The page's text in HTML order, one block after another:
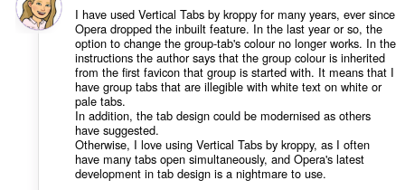
I have used Vertical Tabs by kroppy for many years, ever since
Opera dropped the inbuilt feature. In the last year or so, the
option to change the group-tab's colour no longer works. In the
instructions the author says that the group colour is inherited
from the first favicon that group is started with. It means that I
have group tabs that are illegible with white text on white or
pale tabs.
In addition, the tab design could be modernised as others
have suggested.
Otherwise, I love using Vertical Tabs by kroppy, as I often
have many tabs open simultaneously, and Opera's latest
development in tab design is a nightmare to use.